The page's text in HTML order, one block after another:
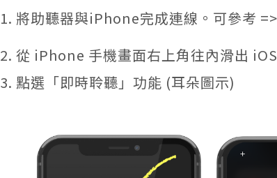
1. 將助聽器與iPhone完成連線。可參考 =>
2. 從 iPhone 手機畫面右上角往內滑出
3. 點選「即時聆聽」功能 (耳朵圖示)